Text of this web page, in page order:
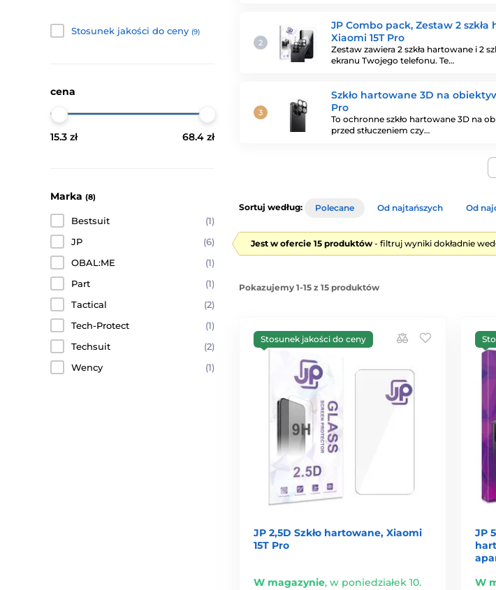
JP Combo pack, Zestaw 2
Xiaomi 15T Pro
Zestaw zawiera 2 szkła hartowane i 2
ekranu Twojego telefonu. Te…
Szkło hartowane 3D na
Pro
To ochronne szkło hartowane 3D na
przed stłuczeniem czy…
Stosunek jakości do ceny (9)
cena
15.3 zł 68.4 zł
Marka (8)
Bestsuit
(1)
JP
(6)
OBAL:ME
(1)
Part
(1)
Tactical
(2)
Tech-Protect
(1)
Techsuit
(2)
Wency
(1)
Sortuj według: Polecane Od najtańszych Od
Jest w ofercie 15 produktów - filtruj wyniki dokładnie
Pokazujemy 1-15 z 15 produktów
Stosunek jakości do ceny
JP 2,5D Szkło hartowane, Xiaomi
15T Pro
W magazynie, w poniedziałek 10.
JP
W